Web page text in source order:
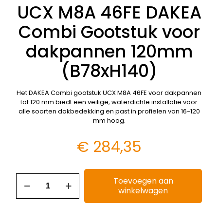
UCX M8A 46FE DAKEA
Combi Gootstuk voor
dakpannen 120mm
(B78xH140)
Het DAKEA Combi gootstuk UCX M8A 46FE voor dakpannen
tot 120 mm biedt een veilige, waterdichte installatie voor
alle soorten dakbedekking en past in profielen van 16-120
mm hoog.
€ 284,35
Toevoegen aan
winkelwagen